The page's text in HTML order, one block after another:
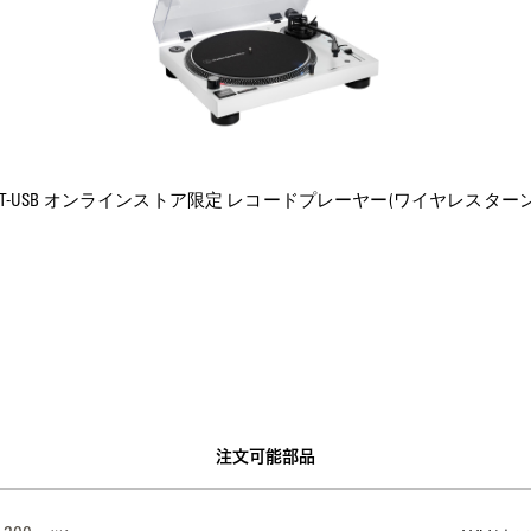
USB オンラインストア限定 レコードプレーヤー(ワイヤレスター
注文可能部品